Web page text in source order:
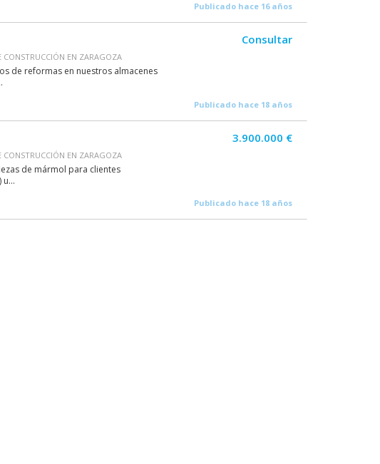
Publicado hace 16 años
CONSTRUCCIÓN EN ZARAGOZA
de reformas en nuestros almacenes
Consultar
Publicado hace 18 años
CONSTRUCCIÓN EN ZARAGOZA
de mármol para clientes
3.900.000 €
Publicado hace 18 años